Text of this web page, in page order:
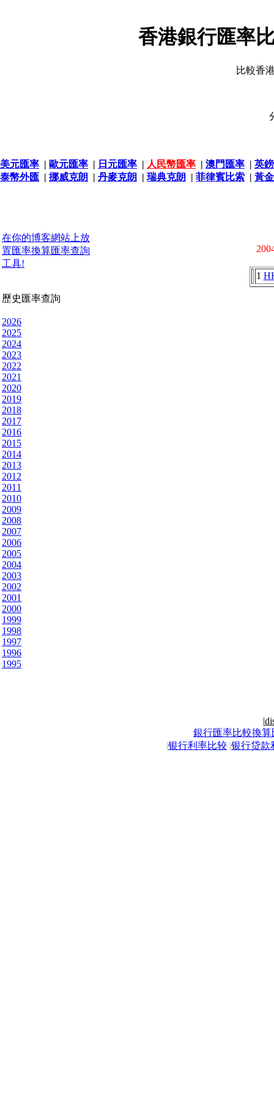
香港銀行匯率
比較香
美元匯率 | 歐元匯率 | 日元匯率 | 人民幣匯率 | 澳門匯率 | 英
泰幣外匯 | 挪威克朗 | 丹麥克朗 | 瑞典克朗 | 菲律賓比索 | 黃
在你的博客網站上放
置匯率換算匯率查詢
工具!
歷史匯率查詢
2026
2025
2024
2023
2022
2021
2020
2019
2018
2017
2016
2015
2014
2013
2012
2011
2010
2009
2008
2007
2006
2005
2004
2003
2002
2001
2000
1999
1998
1997
1996
1995
1
|
銀行匯率比較換算
|银行利率比较 |银行贷款